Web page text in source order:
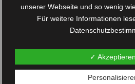
Auf die
Wunschliste
unserer Webseite und so wenig
Für weitere Informationen
✓ Akzeptieren